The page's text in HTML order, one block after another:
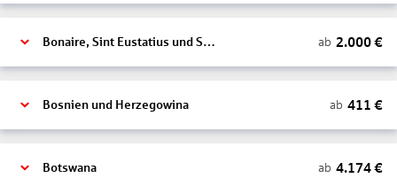
Bonaire, Sint Eustatius und Saba ab 2.000€
Bosnien und Herzegowina ab 411 €
Botswana ab 4.174€